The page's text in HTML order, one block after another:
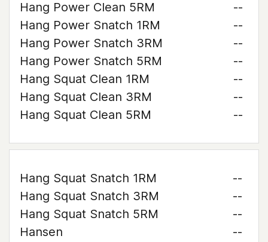
Hang Power Clean 5RM
--
Hang Power Snatch 1RM
--
Hang Power Snatch 3RM
--
Hang Power Snatch 5RM
--
Hang Squat Clean 1RM
--
Hang Squat Clean 3RM
--
Hang Squat Clean 5RM
--
Hang Squat Snatch 1RM
--
Hang Squat Snatch 3RM
--
Hang Squat Snatch 5RM
--
Hansen
--